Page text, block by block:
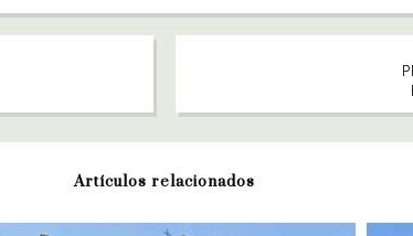
Artículos relacionados